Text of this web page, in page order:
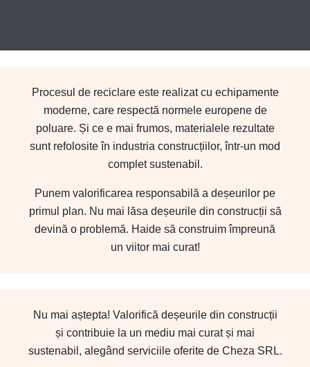
Procesul de reciclare este realizat cu echipamente
moderne, care respectă normele europene de
poluare. Și ce e mai frumos, materialele rezultate
sunt refolosite în industria construcțiilor, într-un mod
complet sustenabil.
Punem valorificarea responsabilă a deșeurilor pe
primul plan. Nu mai lăsa deșeurile din construcții să
devină o problemă. Haide să construim împreună
un viitor mai curat!
Nu mai aștepta! Valorifică deșeurile din construcții
și contribuie la un mediu mai curat și mai
sustenabil, alegând serviciile oferite de Cheza SRL.